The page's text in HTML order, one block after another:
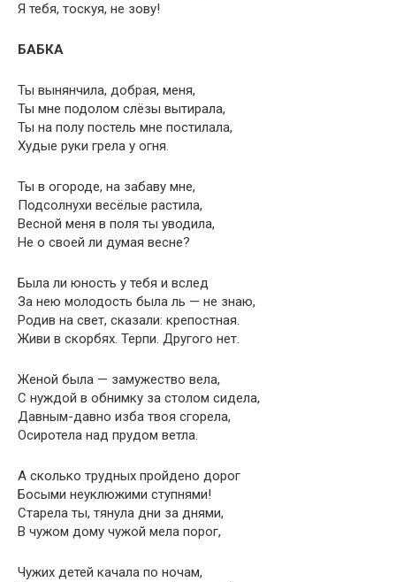
Я тебя, тоскуя, не зову!
БАБКА
Ты вынянчила, добрая, меня,
Ты мне подолом слёзы вытирала,
Ты на полу постель мне постилала,
Худые руки грела у огня.
Ты в огороде, на забаву мне,
Подсолнухи весёлые растила,
Весной меня в поля ты уводила,
Не о своей ли думая весне?
Была ли юность у тебя и вслед
За нею молодость была ль — не знаю,
Родив на свет, сказали: крепостная.
Живи в скорбях. Терпи. Другого нет.
Женой была — замужество вела,
С нуждой в обнимку за столом сидела,
Давным-давно изба твоя сгорела,
Осиротела над прудом ветла.
А сколько трудных пройдено дорог
Босыми неуклюжими ступнями!
Старела ты, тянула дни за днями,
В чужом дому чужой мела порог,
Чужих детей качала по ночам,